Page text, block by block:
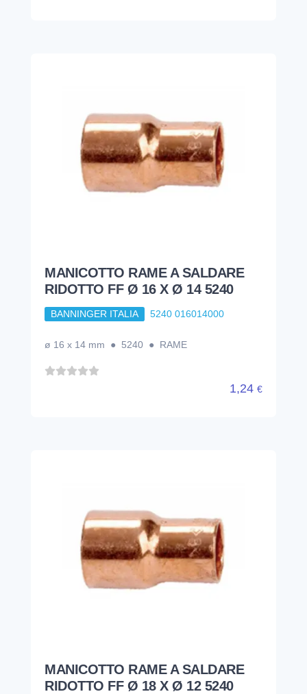
MANICOTTO RAME A SALDARE
RIDOTTO FF Ø 16 X Ø 14 5240
BANNINGER ITALIA 5240 016014000
ø 16 x 14 mm ● 5240 ● RAME
1,24 €
MANICOTTO RAME A SALDARE
RIDOTTO FF Ø 18 X Ø 12 5240